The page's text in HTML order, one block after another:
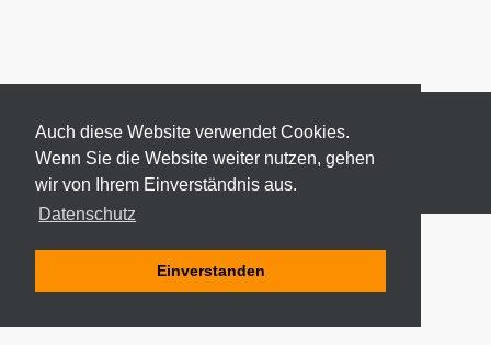
Auch diese Website verwendet Cookies.
Wenn Sie die Website weiter nutzen, gehen
wir von Ihrem Einverständnis aus.
Datenschutz
Einverstanden
© 2026 ODEKI - ALLE RECHTE VORBEHALTEN